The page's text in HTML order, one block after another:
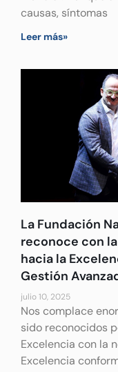
causas, síntomas
Leer más»
La Fundación
reconoce con
hacia la
Gestión
julio 10, 2025
Nos complace
sido reconocidos
Excelencia con la
Excelencia